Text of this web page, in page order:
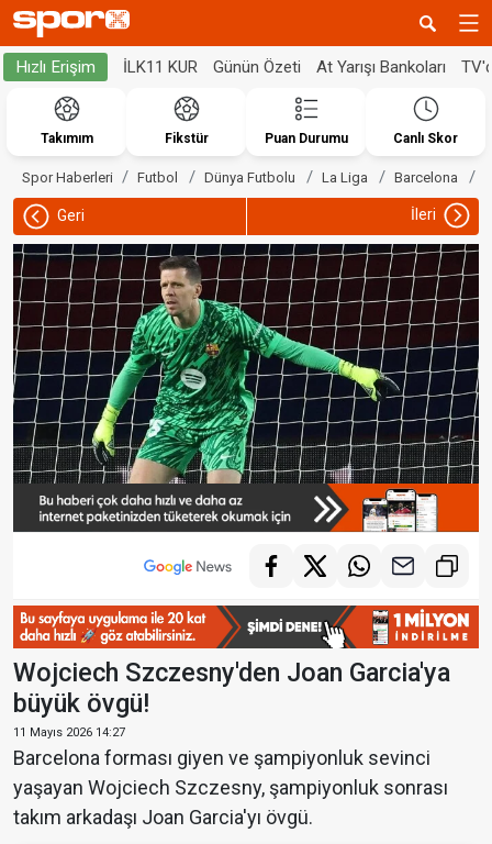
Hızlı Erişim İLK11 KUR Günün Özeti At Yarışı Bankoları
Takımım Fikstür Puan Durumu Canlı Skor
Spor Haberleri Futbol Dünya Futbolu La Liga Barcelona
Geri İleri
Wojciech Szczesny'den Joan Garcia'ya
büyük övgü!
11 Mayıs 2026 14:27
Barcelona forması giyen ve şampiyonluk sevinci
yaşayan Wojciech Szczesny, şampiyonluk sonrası
takım arkadaşı Joan Garcia'yı övgü.